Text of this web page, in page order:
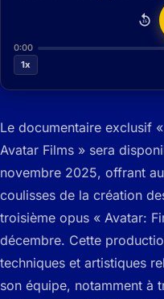
15
0:00
1x
Le documentaire exclusif
Avatar Films » sera
novembre 2025, offrant
coulisses de la création
troisième opus « Avatar:
décembre. Cette
techniques et artistiques
son équipe, notamment à